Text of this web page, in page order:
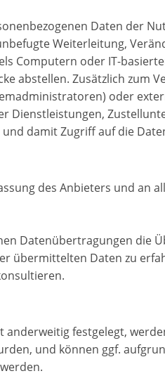
Daten der
Weiterleitung,
Computern oder IT-
abstellen. Zusätzlich
oder
Dienstleistungen,
damit Zugriff auf die
des Anbieters und an
Datenübertragungen die
übermittelten Daten zu
festgelegt,
und können ggf.